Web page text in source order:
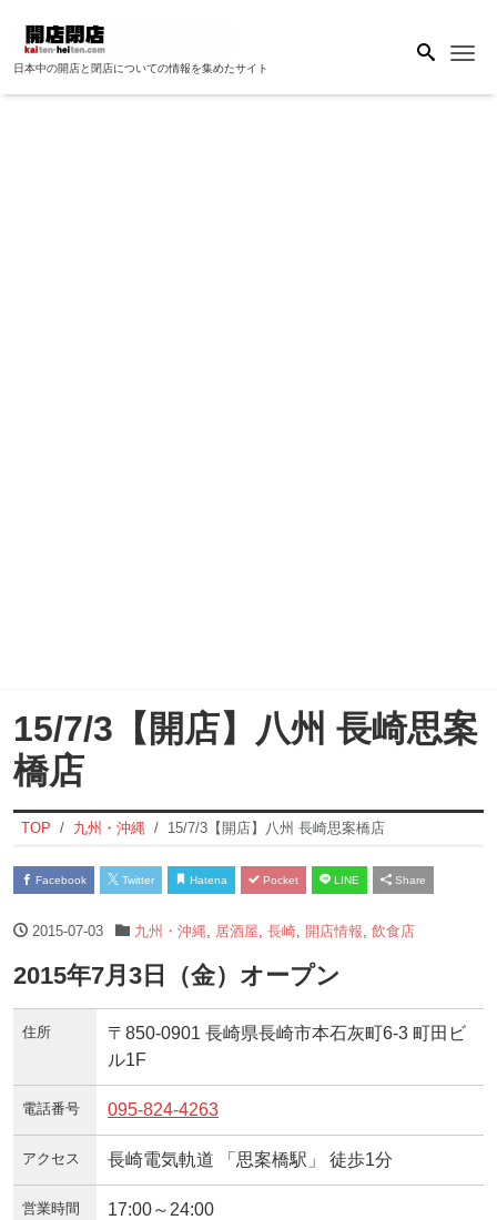
日本中の開店と閉店についての情報を集めたサイト
15/7/3【開店】八州 長崎思案
橋店
TOP 九州・沖縄 15/7/3【開店】八州 長崎思案橋店
Facebook Twitter Hatena Pocket LINE Share
2015-07-03 九州・沖縄 居酒屋 長崎, 開店情報 飲食店
2015年7月3日（金）オープン
住所
〒850-0901 長崎県長崎市本石灰町6-3 町田ビ
ル1F
電話番号 095-824-4263
アクセス 長崎電気軌道 「思案橋駅」 徒歩1分
営業時間 17:00～24:00